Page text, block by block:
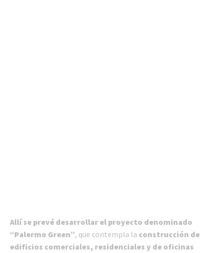
Allí se prevé desarrollar el proyecto denominado
“Palermo Green”, que contempla la construcción de
edificios comerciales, residenciales y de oficinas